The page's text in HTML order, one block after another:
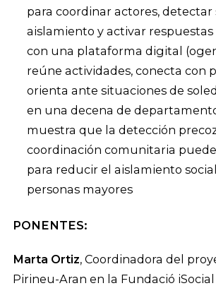
para coordinar actores, detectar
aislamiento y activar
con una plataforma digital
reúne actividades, conecta con
orienta ante situaciones de
en una decena de
muestra que la detección
coordinación comunitaria
para reducir el aislamiento
personas mayores
PONENTES:
Marta Ortiz, Coordinadora del
Pirineu-Aran en la Fundació iSocial